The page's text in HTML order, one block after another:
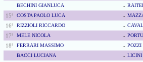
BECHINI GIANLUCA -
15ª
COSTA PAOLO LUCA -
16ª
RIZZIOLI RICCARDO -
17ª
MELE NICOLA -
18ª
FERRARI MASSIMO - POZZI
BACCI LUCIANA - LICINI